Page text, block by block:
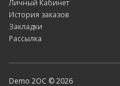
Личный Кабинет
История заказов
Закладки
Рассылка
Demo 2OC © 2026